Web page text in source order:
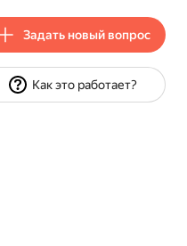
Задать новый вопрос
Как это работает?